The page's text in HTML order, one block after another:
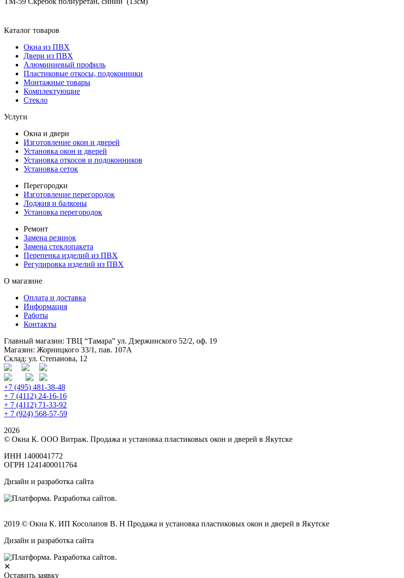
Каталог товаров
Окна из ПВХ
Двери из ПВХ
Алюминиевый профиль
Пластиковые откосы, подоконники
Монтажные товары
Комплектующие
Стекло
Услуги
Окна и двери
Изготовление окон и дверей
Установка окон и дверей
Установка откосов и подоконников
Установка сеток
Перегородки
Изготовление перегородок
Лоджия и балконы
Установка перегородок
Ремонт
Замена резинок
Замена стеклопакета
Перепенка изделий из ПВХ
Регулировка изделий из ПВХ
О магазине
Оплата и доставка
Информация
Работы
Контакты
Главный магазин: ТВЦ “Тамара” ул. Дзержинского 52/2, оф. 19
Магазин: Жорницкого 33/1, пав. 107А
Склад: ул. Степанова, 12
+7 (495) 481-38-48
+ 7 (4112) 24-16-16
+ 7 (4112) 71-33-92
+ 7 (924) 568-57-59
2026
© Окна К. ООО Витраж. Продажа и установка пластиковых окон и дверей в Якутске
ИНН 1400041772
ОГРН 1241400011764
Дизайн и разработка сайта
2019 © Окна К. ИП Косолапов В. Н Продажа и установка пластиковых окон и дверей в Якутске
Дизайн и разработка сайта
✕
Оставить заявку